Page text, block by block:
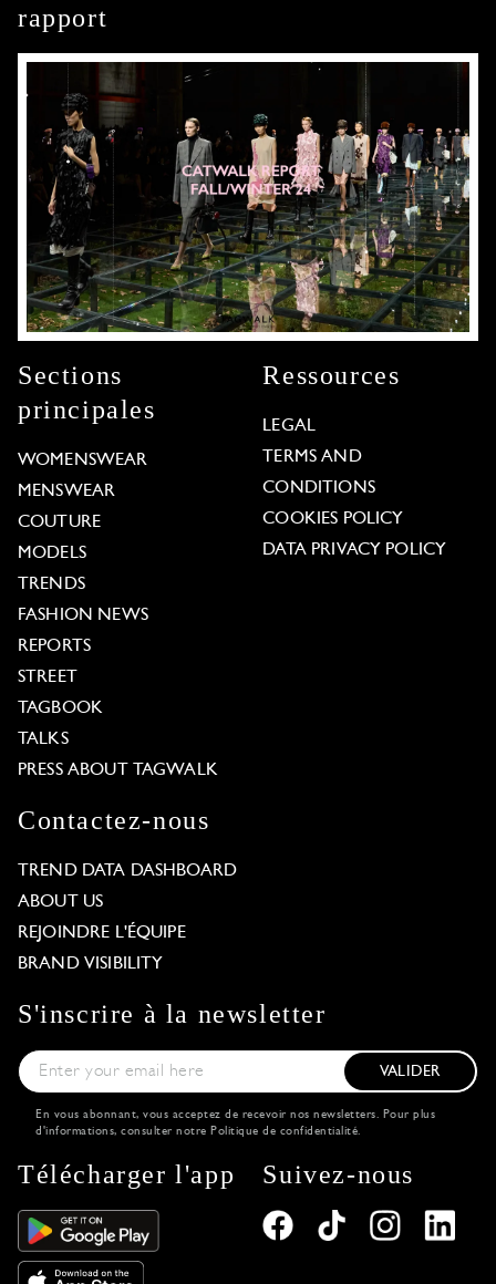
rapport
Sections
principales
WOMENSWEAR
MENSWEAR
COUTURE
MODELS
TRENDS
FASHION NEWS
REPORTS
STREET
TAGBOOK
TALKS
PRESS ABOUT TAGWALK
Ressources
LEGAL
TERMS AND
CONDITIONS
COOKIES POLICY
DATA PRIVACY POLICY
Contactez-nous
TREND DATA DASHBOARD
ABOUT US
REJOINDRE L'ÉQUIPE
BRAND VISIBILITY
S'inscrire à la newsletter
VALIDER
En vous abonnant, vous acceptez de recevoir nos newsletters. Pour plus
d'informations, consulter notre Politique de confidentialité.
Télécharger l'app Suivez-nous